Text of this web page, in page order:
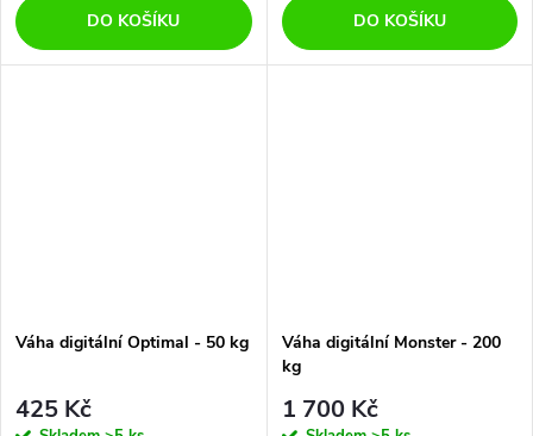
DO KOŠÍKU DO KOŠÍKU
Váha digitální Optimal - 50 kg
425 Kč
Váha digitální Monster - 200
kg
1 700 Kč